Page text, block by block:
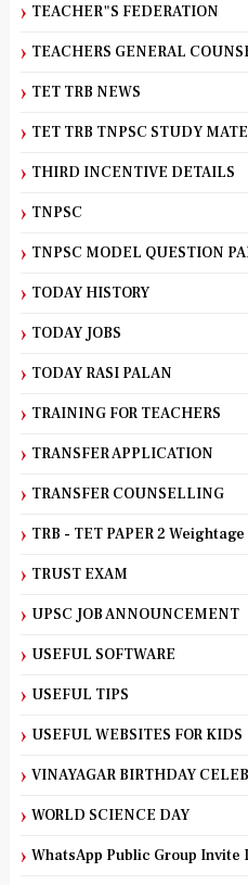
TEACHER"S FEDERATION
TEACHERS GENERAL
TET TRB NEWS
TET TRB TNPSC STUDY
THIRD INCENTIVE DETAILS
TNPSC
TNPSC MODEL QUESTION
TODAY HISTORY
TODAY JOBS
TODAY RASI PALAN
TRAINING FOR TEACHERS
TRANSFER APPLICATION
TRANSFER COUNSELLING
TRB - TET PAPER 2
TRUST EXAM
UPSC JOB ANNOUNCEMENT
USEFUL SOFTWARE
USEFUL TIPS
USEFUL WEBSITES FOR KIDS
VINAYAGAR BIRTHDAY
WORLD SCIENCE DAY
WhatsApp Public Group Invite